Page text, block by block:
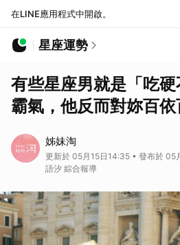
在LINE應用程式中開啟。
星座運勢
有些星座男就是「吃
霸氣，他反而對妳百
姊妹淘
更新於 05月15日14:35 • 發布於 05
語汐 綜合報導